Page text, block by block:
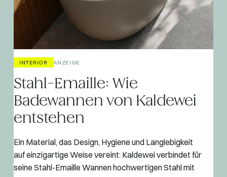
INTERIOR ANZEIGE
Stahl-Emaille: Wie
Badewannen von Kaldewei
entstehen
Ein Material, das Design, Hygiene und Langlebigkeit
auf einzigartige Weise vereint: Kaldewei verbindet für
seine Stahl-Emaille Wannen hochwertigen Stahl mit